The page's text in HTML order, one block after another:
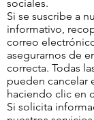
sociales.
Si se suscribe a
informativo,
correo
asegurarnos de
correcta. Todas
pueden cancelar
haciendo clic en
Si solicita